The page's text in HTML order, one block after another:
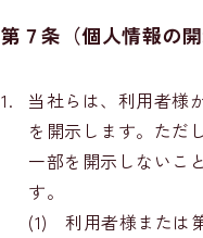
第７条（個人情報の開
1.
当社らは、利用者様
を開示します。ただ
一部を開示しないこ
す。
(1)
利用者様または